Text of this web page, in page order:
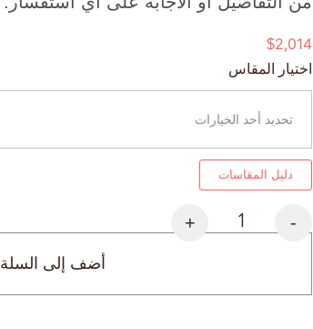
$2,014
اختيار المقاس
دليل المقاسات
-
+
أضف إلى السلة